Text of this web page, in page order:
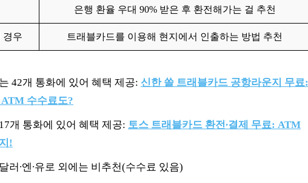
은행 환율 우대 90% 받은 후 환전해가는 걸 추천
경우 트래블카드를 이용해 현지에서 인출하는 방법 추천
42개 통화에 있어 혜택 제공: 신한 쏠 트래블카드 공항라운지 무료:
수수료도?
개 통화에 있어 혜택 제공: 토스 트래블카드 환전∙결제 무료: ATM
!
러∙엔∙유로 외에는 비추천(수수료 있음)